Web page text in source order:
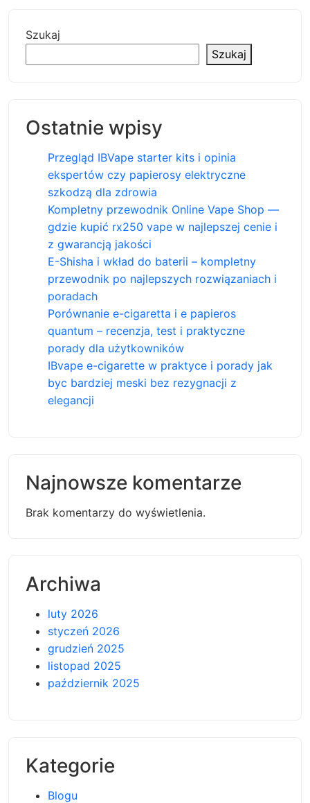
Szukaj
Szukaj
Ostatnie wpisy
Przegląd IBVape starter kits i opinia
ekspertów czy papierosy elektryczne
szkodzą dla zdrowia
Kompletny przewodnik Online Vape Shop —
gdzie kupić rx250 vape w najlepszej cenie i
z gwarancją jakości
E-Shisha i wkład do baterii – kompletny
przewodnik po najlepszych rozwiązaniach i
poradach
Porównanie e-cigaretta i e papieros
quantum – recenzja, test i praktyczne
porady dla użytkowników
IBvape e-cigarette w praktyce i porady jak
byc bardziej meski bez rezygnacji z
elegancji
Najnowsze komentarze
Brak komentarzy do wyświetlenia.
Archiwa
luty 2026
styczeń 2026
grudzień 2025
listopad 2025
październik 2025
Kategorie
Blogu